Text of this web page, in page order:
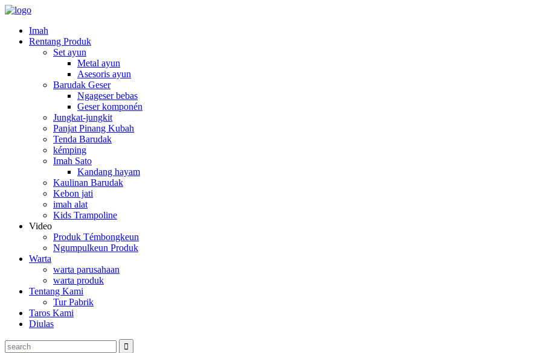
Imah
Rentang Produk
Set ayun
Metal ayun
Asesoris ayun
Barudak Geser
Ngageser bebas
Geser komponén
Jungkat-jungkit
Panjat Pinang Kubah
Tenda Barudak
kémping
Imah Sato
Kandang hayam
Kaulinan Barudak
Kebon jati
imah alat
Kids Trampoline
Video
Produk Témbongkeun
Ngumpulkeun Produk
Warta
warta parusahaan
warta produk
Tentang Kami
Tur Pabrik
Taros Kami
Diulas